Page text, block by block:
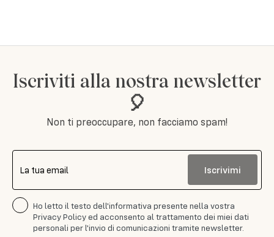
Iscriviti alla nostra newsletter
🎈
Non ti preoccupare, non facciamo spam!
La tua email Iscrivimi
Ho letto il testo dell'informativa presente nella vostra
Privacy Policy ed acconsento al trattamento dei miei dati
personali per l'invio di comunicazioni tramite newsletter.